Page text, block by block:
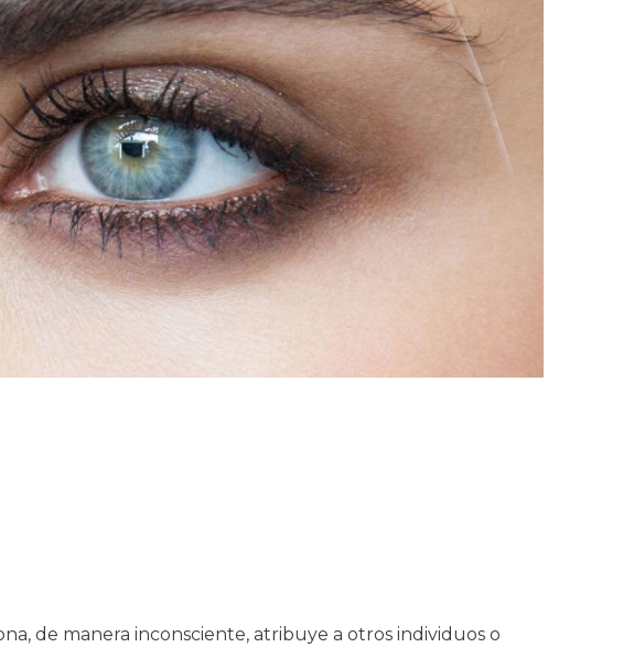
de manera inconsciente, atribuye a otros individuos o